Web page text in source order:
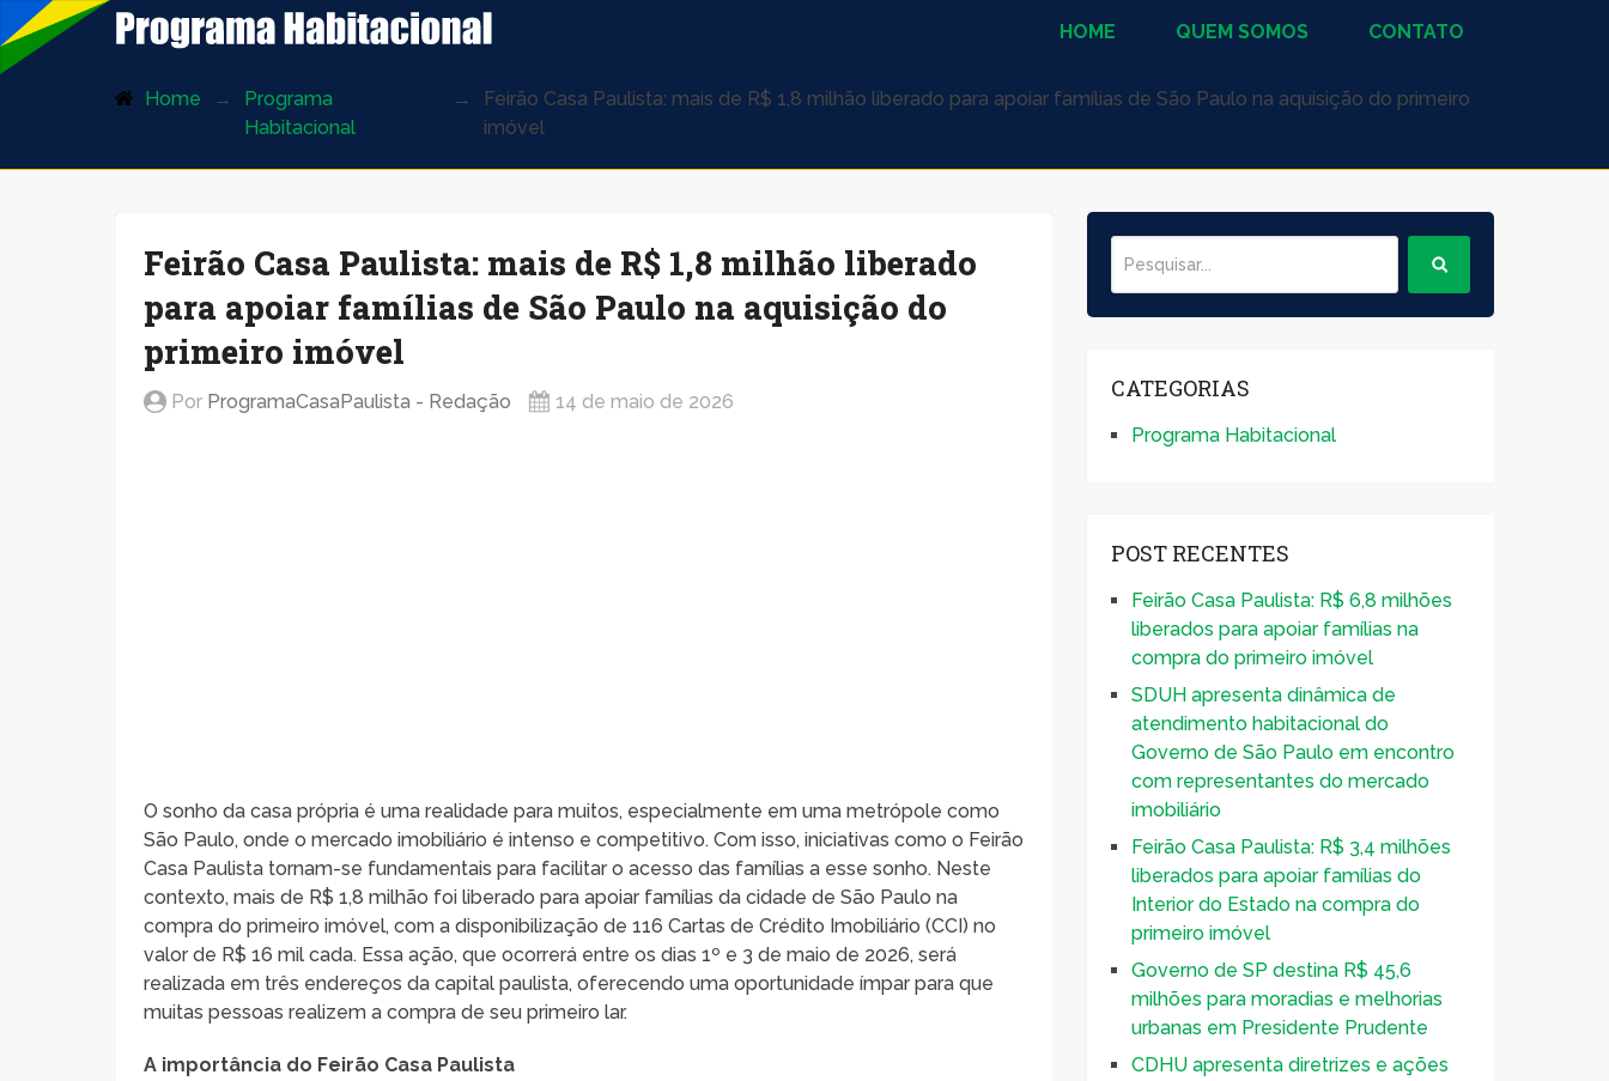
ProgramaHabitacional.com.br HOME QUEM SOMOS CONTATO
Home
Programa
Habitacional
Feirão Casa Paulista: mais de R$ 1,8 milhão liberado para apoiar famílias de São Paulo na aquisição do primeiro
imóvel
Feirão Casa Paulista: mais de R$ 1,8 milhão liberado
para apoiar famílias de São Paulo na aquisição do
primeiro imóvel
Por ProgramaCasaPaulista - Redação 14 de maio de 2026
O sonho da casa própria é uma realidade para muitos, especialmente em uma metrópole como
São Paulo, onde o mercado imobiliário é intenso e competitivo. Com isso, iniciativas como o Feirão
Casa Paulista tornam-se fundamentais para facilitar o acesso das famílias a esse sonho. Neste
contexto, mais de R$ 1,8 milhão foi liberado para apoiar famílias da cidade de São Paulo na
compra do primeiro imóvel, com a disponibilização de 116 Cartas de Crédito Imobiliário (CCI) no
valor de R$ 16 mil cada. Essa ação, que ocorrerá entre os dias 1º e 3 de maio de 2026, será
realizada em três endereços da capital paulista, oferecendo uma oportunidade ímpar para que
muitas pessoas realizem a compra de seu primeiro lar.
A importância do Feirão Casa Paulista
CATEGORIAS
Programa Habitacional
POST RECENTES
Feirão Casa Paulista: R$ 6,8 milhões
liberados para apoiar famílias na
compra do primeiro imóvel
SDUH apresenta dinâmica de
atendimento habitacional do
Governo de São Paulo em encontro
com representantes do mercado
imobiliário
Feirão Casa Paulista: R$ 3,4 milhões
liberados para apoiar famílias do
Interior do Estado na compra do
primeiro imóvel
Governo de SP destina R$ 45,6
milhões para moradias e melhorias
urbanas em Presidente Prudente
CDHU apresenta diretrizes e ações